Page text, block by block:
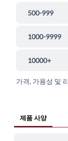
500-999
1000-9999
10000+
가격, 가용성 및
제품 사양